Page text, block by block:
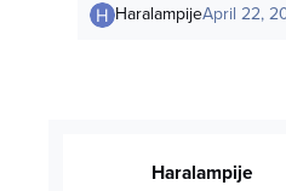
HaralampijeApril 22,
Haralampije